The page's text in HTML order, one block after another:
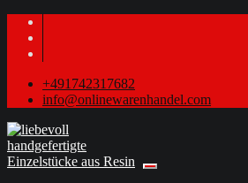
+491742317682
info@onlinewarenhandel.com